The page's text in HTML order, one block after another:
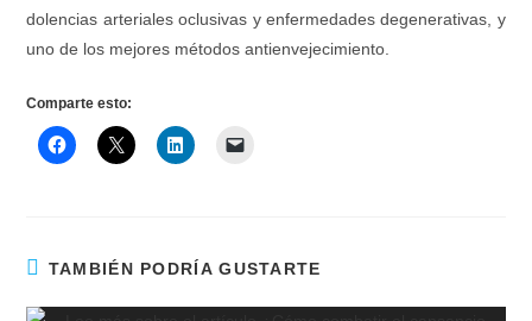
dolencias arteriales oclusivas y enfermedades degenerativas, y
uno de los mejores métodos antienvejecimiento.
Comparte esto:
TAMBIÉN PODRÍA GUSTARTE